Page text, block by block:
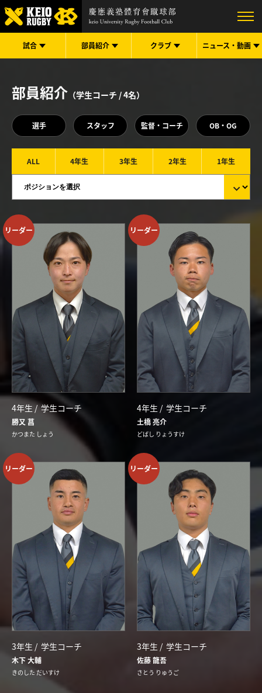
試合 部員紹介 クラブ ニュース・ 動画
部員紹介 （学生コーチ /4名）
選手 スタッフ 監督・コーチ OB・OG
ALL 4年生 3年生 2年生 1年生
リーダー
4年生 /学生コーチ
勝又 菖
かつまた しょう
リーダー
4年生 / 学生コーチ
土橋 亮介
どばし りょうすけ
リーダー
3年生 / 学生コーチ
木下 大輔
きのした だいすけ
リーダー
3年生 / 学生コーチ
佐藤 龍吾
さとう りゅうご